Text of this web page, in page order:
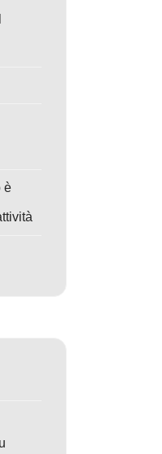
è